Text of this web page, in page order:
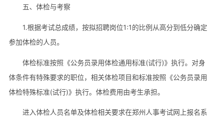
五、体检与考察
1.根据考试总成绩，按拟招聘岗位1:1的比例从高分到低分确定
参加体检的人员。
体检标准按照《公务员录用体检通用标准(试行)》执行。对身
体条件有特殊要求的职位，相关体检项目和标准按照《公务员录用
体检特殊标准(试行)》执行。体检费用由考生承担。
进入体检人员名单及体检相关要求在郑州人事考试网上报名系